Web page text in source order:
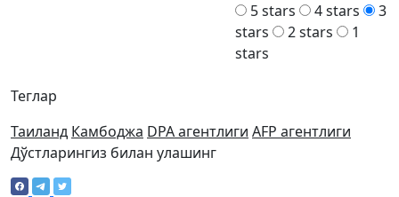
Теглар
Таиланд Камбоджа DPA агентлиги AFP агентлиги
5 stars
4 stars
3
stars
2 stars
1
stars
Дўстларингиз билан улашинг